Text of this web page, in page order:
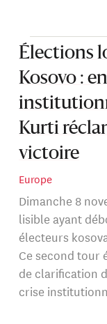
Élections
Kosovo :
Kurti
victoire
Europe
Dimanche 8
lisible ayant
électeurs
Ce second tour
de clarification
crise